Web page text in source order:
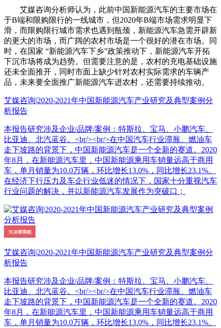
艾媒咨询分析师认为，此前中国新能源汽车的主要市场在
于B端和限购限行的一线城市，但2020年B端市场需求明显下
滑，而限购限行城市需求也遇到瓶颈，新能源汽车急需开辟新
的更大的市场，而广阔的农村市场是一个很好的潜在市场。同
时，在国家 “新能源汽车下乡”政策推动下，新能源汽车开拓
下沉市场将成为趋势。但需要注意的是，农村的充电基础设施
还未全面推开，同时市面上缺少针对农村实际需求的车辆产
品，未来要全面推广新能源汽车进农村，还需要持续推动。
艾媒咨询|2020-2021年中国新能源汽车产业研究及典型案例分
析报告
本报告研究涉及企业/品牌/案例：特斯拉、宝马、小鹏汽车、
比亚迪、北汽蓝谷。<br/><br/>在中国汽车行业滞胀、燃油车
走下坡路的背景下，中国新能源汽车是一个全新的赛道。2020
年8月，在新能源汽车里，中国新能源乘用车销量远高于商用
车，单月销量为10.0万辆，环比增长13.0%，同比增长23.1%。
在经济下行压力及车企行业低迷的情况下，国家十分重视汽车
行业问题的解决，并以新能源汽车发展作为突破口；
艾媒咨询|2020-2021年中国新能源汽车产业研究及典型案例分
析报告
本报告研究涉及企业/品牌/案例：特斯拉、宝马、小鹏汽车、
比亚迪、北汽蓝谷。<br/><br/>在中国汽车行业滞胀、燃油车
走下坡路的背景下，中国新能源汽车是一个全新的赛道。2020
年8月，在新能源汽车里，中国新能源乘用车销量远高于商用
车，单月销量为10.0万辆，环比增长13.0%，同比增长23.1%。